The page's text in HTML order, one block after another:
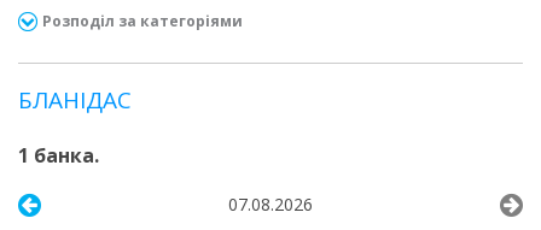
Розподіл за категоріями
БЛАНІДАС
1 банка.
07.08.2026